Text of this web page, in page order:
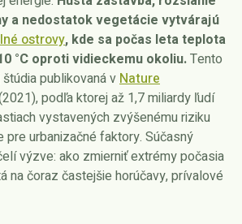
a nedostatok vegetácie vytvárajú
ostrovy, kde sa počas leta teplota
°C oproti vidieckemu okoliu.Tento
publikovaná vNature
podľa ktorej až 1,7 miliardy ľudí
vystavených zvýšenému riziku
pre urbanizačné faktory. Súčasný
výzve: ako zmierniť extrémy počasia
na čoraz častejšie horúčavy, prívalové